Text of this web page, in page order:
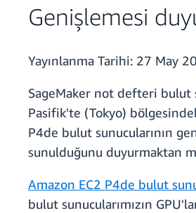
Genişlemesi
Yayınlanma Tarihi: 27 May
SageMaker not defteri bulut
Pasifik'te (Tokyo)
P4de bulut sunucularının
sunulduğunu duyurmaktan
Amazon EC2 P4de bulut
bulut sunucularımızın